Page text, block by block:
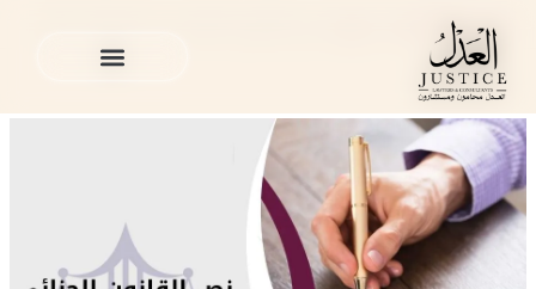
المحتوى
المدونة القانونية